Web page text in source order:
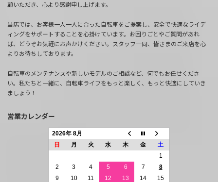
顧いただき、心より感謝申し上げます。
当店では、お客様一人一人に合った自転車をご提案し、安全で快適なライデ
ィングをサポートすることを心掛けています。お困りごとやご質問があれ
ば、どうぞお気軽にお声かけください。スタッフ一同、皆さまのご来店を心
よりお待ちしております。
自転車のメンテナンスや新しいモデルのご相談など、何でもお任せくださ
い。私たちと一緒に、自転車ライフをもっと楽しく、もっと快適にしていき
ましょう！
営業カレンダー
2026年 8月
日
月 火 水 木 金
土
1
2
3 4 5 6 7
8
9
10 11 12 13 14
15